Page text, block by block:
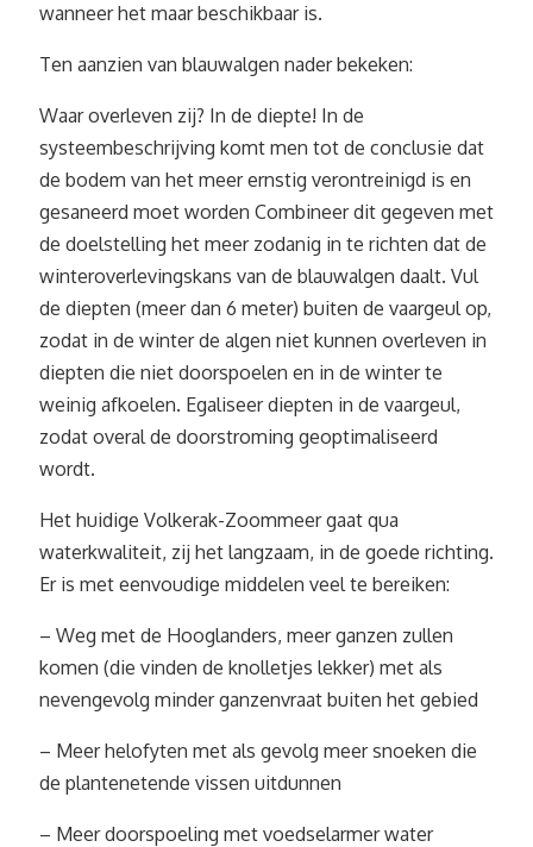
wanneer het maar beschikbaar is.
Ten aanzien van blauwalgen nader bekeken:
Waar overleven zij? In de diepte! In de
systeembeschrijving komt men tot de conclusie dat
de bodem van het meer ernstig verontreinigd is en
gesaneerd moet worden Combineer dit gegeven met
de doelstelling het meer zodanig in te richten dat de
winteroverlevingskans van de blauwalgen daalt. Vul
de diepten (meer dan 6 meter) buiten de vaargeul op,
zodat in de winter de algen niet kunnen overleven in
diepten die niet doorspoelen en in de winter te
weinig afkoelen. Egaliseer diepten in de vaargeul,
zodat overal de doorstroming geoptimaliseerd
wordt.
Het huidige Volkerak-Zoommeer gaat qua
waterkwaliteit, zij het langzaam, in de goede richting.
Er is met eenvoudige middelen veel te bereiken:
– Weg met de Hooglanders, meer ganzen zullen
komen (die vinden de knolletjes lekker) met als
nevengevolg minder ganzenvraat buiten het gebied
– Meer helofyten met als gevolg meer snoeken die
de plantenetende vissen uitdunnen
– Meer doorspoeling met voedselarmer water